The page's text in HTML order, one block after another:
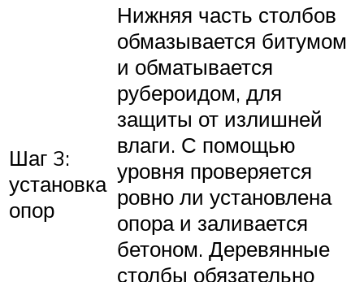
Шаг 3:
установка
опор
Нижняя часть столбов
обмазывается битумом
и обматывается
рубероидом, для
защиты от излишней
влаги. С помощью
уровня проверяется
ровно ли установлена
опора и заливается
бетоном. Деревянные
столбы обязательно